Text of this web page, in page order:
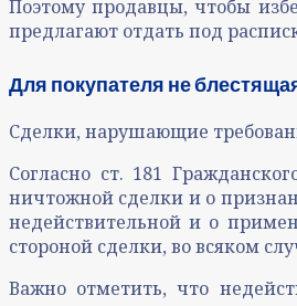
Поэтому продавцы, чтобы
предлагают отдать под
Для покупателя не
Сделки, нарушающие
Согласно ст. 181
ничтожной сделки и о
недействительной и о
стороной сделки, во всяком
Важно отметить, что